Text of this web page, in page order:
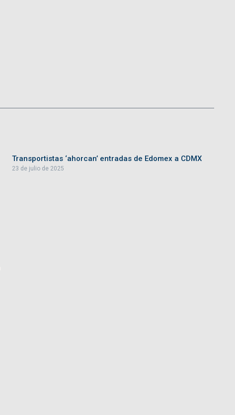
Transportistas ‘ahorcan’ entradas de Edomex a CDMX
23 de julio de 2025